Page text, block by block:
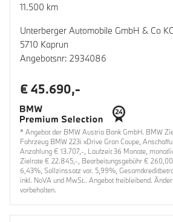
11.500 km
Unterberger Automobile GmbH & Co
5710 Kaprun
Angebotsnr: 2934086
€ 45.690,-
* Angebot der BMW Austria Bank GmbH. BMW
Fahrzeug BMW 223i xDrive Gran Coupe,
Anzahlung € 13.707,-, Laufzeit 36 Monate,
Zielrate € 22.845,-, Bearbeitungsgebühr €
6,43%, Sollzinssatz var. 5,99%,
inkl. NoVA und MwSt.. Angebot freibleibend.
vorbehalten.